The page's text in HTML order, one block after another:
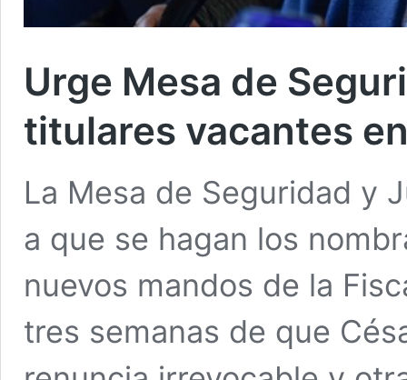
Urge Mesa de
titulares vacantes
La Mesa de Seguridad y
a que se hagan los
nuevos mandos de la
tres semanas de que